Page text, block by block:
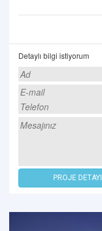
Detaylı bilgi istiyorum
PROJE DETAYI